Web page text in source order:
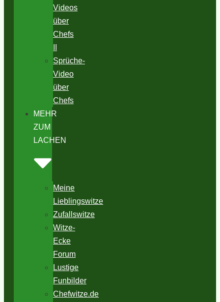
Videos
über
Chefs
Sprüche-
Video
über
Chefs
MEHR
ZUM
LACHEN
Meine
Lieblingswitze
Zufallswitze
Witze-
Ecke
Forum
Lustige
Funbilder
Chefwitze.de